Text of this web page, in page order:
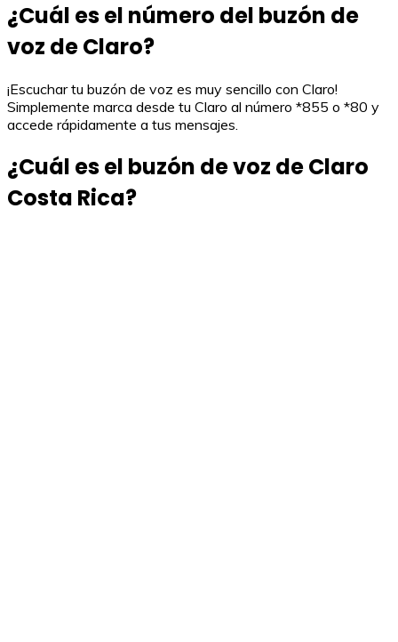
¿Cuál es el número del buzón de
voz de Claro?
¡Escuchar tu buzón de voz es muy sencillo con Claro!
Simplemente marca desde tu Claro al número *855 o *80 y
accede rápidamente a tus mensajes.
¿Cuál es el buzón de voz de Claro
Costa Rica?